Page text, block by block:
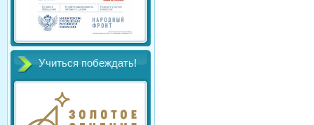
Учиться побеждать!